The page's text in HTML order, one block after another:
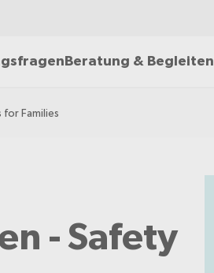
Beratung & Begleiten
Families
- Safety